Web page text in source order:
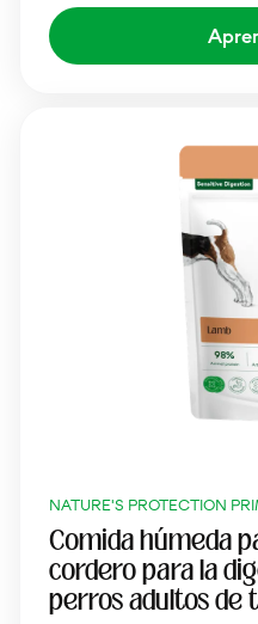
NATURE'S PROTECTION
Comida húmeda
cordero para la
perros adultos de